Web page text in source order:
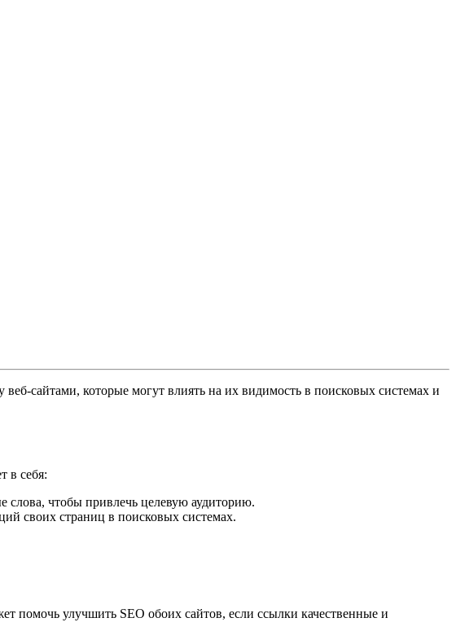
сайтами, которые могут влиять на их видимость в поисковых системах и
в себя:
чтобы привлечь целевую аудиторию.
своих страниц в поисковых системах.
помочь улучшить SEO обоих сайтов, если ссылки качественные и